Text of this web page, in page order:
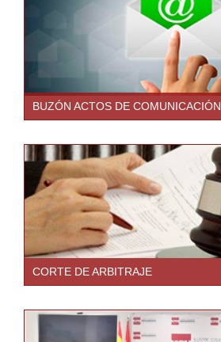
BUZÓN ACTOS DE COMUNICACIÓN
CORTE DE ARBITRAJE